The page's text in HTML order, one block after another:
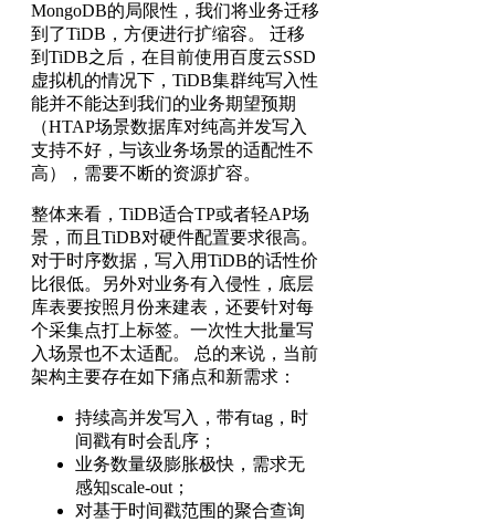
MongoDB的局限性，我们将业务迁移
到了TiDB，方便进行扩缩容。 迁移
到TiDB之后，在目前使用百度云SSD
虚拟机的情况下，TiDB集群纯写入性
能并不能达到我们的业务期望预期
（HTAP场景数据库对纯高并发写入
支持不好，与该业务场景的适配性不
高），需要不断的资源扩容。
整体来看，TiDB适合TP或者轻AP场
景，而且TiDB对硬件配置要求很高。
对于时序数据，写入用TiDB的话性价
比很低。另外对业务有入侵性，底层
库表要按照月份来建表，还要针对每
个采集点打上标签。一次性大批量写
入场景也不太适配。 总的来说，当前
架构主要存在如下痛点和新需求：
持续高并发写入，带有tag，时
间戳有时会乱序；
业务数量级膨胀极快，需求无
感知scale-out；
对基于时间戳范围的聚合查询